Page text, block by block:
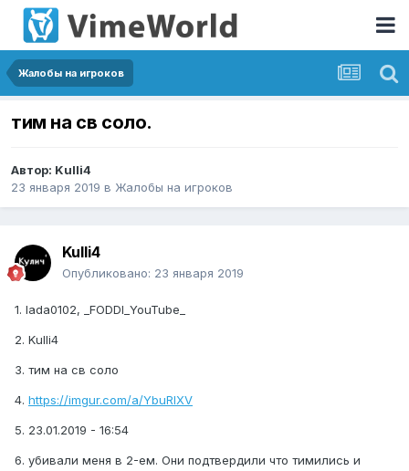
Жалобы на игроков
тим на св соло.
Автор: Kulli4
23 января 2019 в Жалобы на игроков
Kulli4
Опубликовано: 23 января 2019
1. lada0102, _FODDI_YouTube_
2. Kulli4
3. тим на св соло
4. https://imgur.com/a/YbuRlXV
5. 23.01.2019 - 16:54
6. убивали меня в 2-ем. Они подтвердили что тимились и